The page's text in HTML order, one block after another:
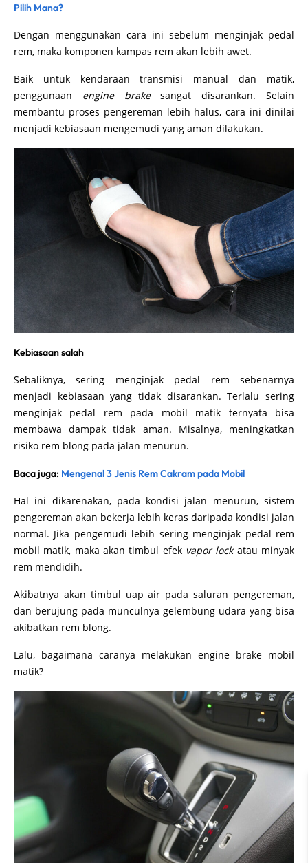
Pilih Mana?
Dengan menggunakan cara ini sebelum menginjak pedal
rem, maka komponen kampas rem akan lebih awet.
Baik untuk kendaraan transmisi manual dan matik,
penggunaan engine brakesangat disarankan. Selain
membantu proses pengereman lebih halus, cara ini dinilai
menjadi kebiasaan mengemudi yang aman dilakukan.
Kebiasaan salah
Sebaliknya, sering menginjak pedal rem sebenarnya
menjadi kebiasaan yang tidak disarankan. Terlalu sering
menginjak pedal rem pada mobil matik ternyata bisa
membawa dampak tidak aman. Misalnya, meningkatkan
risiko rem blong pada jalan menurun.
Baca juga: Mengenal 3 Jenis Rem Cakram pada Mobil
Hal ini dikarenakan, pada kondisi jalan menurun, sistem
pengereman akan bekerja lebih keras daripada kondisi jalan
normal. Jika pengemudi lebih sering menginjak pedal rem
mobil matik, maka akan timbul efek vapor lock atau minyak
rem mendidih.
Akibatnya akan timbul uap air pada saluran pengereman,
dan berujung pada munculnya gelembung udara yang bisa
akibatkan rem blong.
Lalu, bagaimana caranya melakukan engine brake mobil
matik?